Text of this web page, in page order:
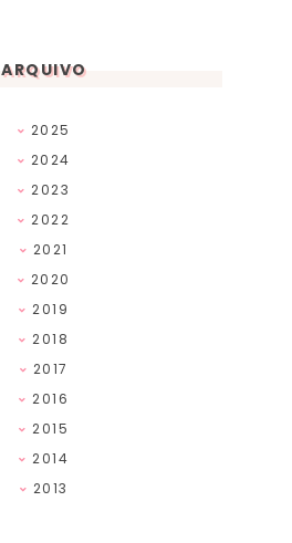
ARQUIVO
2025
2024
2023
2022
2021
2020
2019
2018
2017
2016
2015
2014
2013